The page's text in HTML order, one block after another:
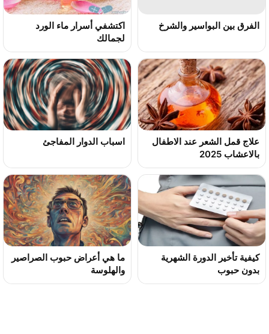
الفرق بين البواسير والشرخ
اكتشفي أسرار ماء الورد
لجمالك
علاج قمل الشعر عند الاطفال
بالاعشاب 2025
اسباب الدوار المفاجئ
كيفية تأخير الدورة الشهرية
بدون حبوب
ما هي أعراض حبوب الصراصير
والهلوسة